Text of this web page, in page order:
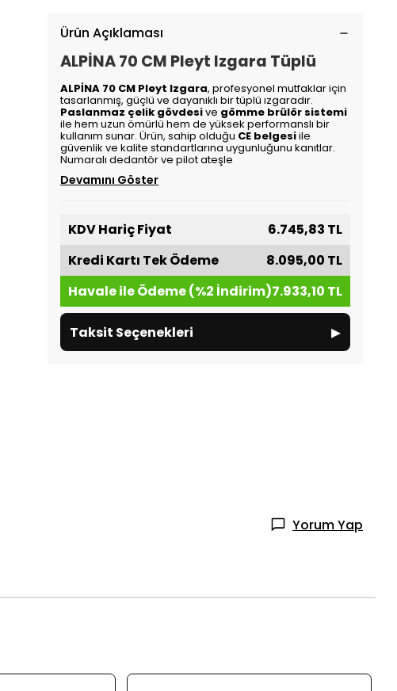
Ürün Açıklaması
ALPİNA 70 CM Pleyt Izgara Tüplü
ALPİNA 70 CM Pleyt Izgara, profesyonel mutfaklar için
tasarlanmış, güçlü ve dayanıklı bir tüplü ızgaradır.
Paslanmaz çelik gövdesive gömme brülör sistemi
ile hem uzun ömürlü hem de yüksek performanslı bir
kullanım sunar. Ürün, sahip olduğu CE belgesiile
güvenlik ve kalite standartlarına uygunluğunu kanıtlar.
Numaralı dedantör ve pilot ateşle
Devamını Göster
KDV Hariç Fiyat
6.745,83 TL
Kredi Kartı Tek Ödeme
8.095,00 TL
Havale ile Ödeme (%2 İndirim)7.933,10 TL
Taksit Seçenekleri ▸
Yorum Yap